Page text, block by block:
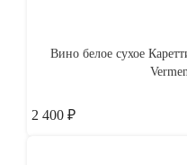
Вино белое сухое
2 400 ₽